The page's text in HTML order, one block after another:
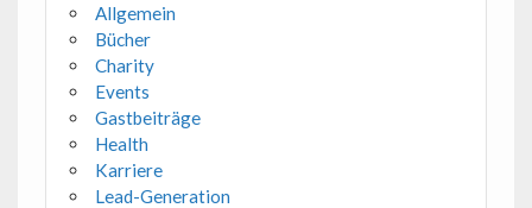
Allgemein
Bücher
Charity
Events
Gastbeiträge
Health
Karriere
Lead-Generation